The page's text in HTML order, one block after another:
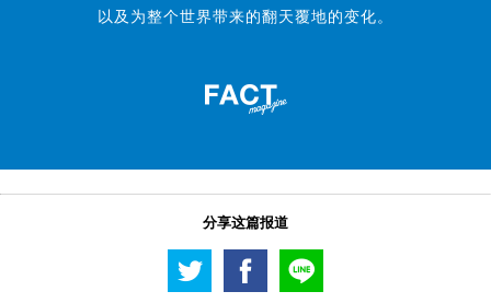
以及为整个世界带来的翻天覆地的变化。
分享这篇报道